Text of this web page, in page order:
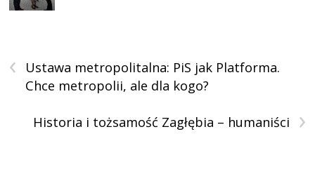
‹
Ustawa metropolitalna: PiS jak Platforma.
Chce metropolii, ale dla kogo?
›
Historia i tożsamość Zagłębia – humaniści